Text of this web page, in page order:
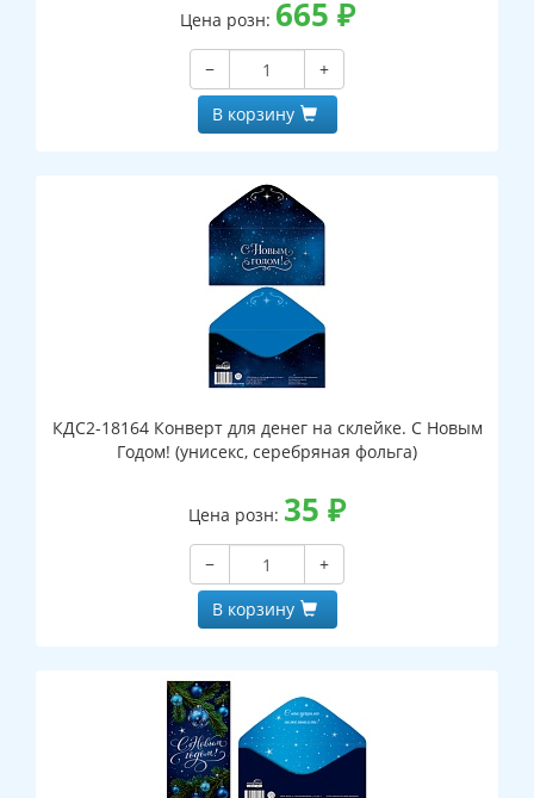
Цена розн: 665 ₽
−
+
В корзину
КДС2-18164 Конверт для денег на склейке. С Новым
Годом! (унисекс, серебряная фольга)
Цена розн: 35 ₽
−
+
В корзину